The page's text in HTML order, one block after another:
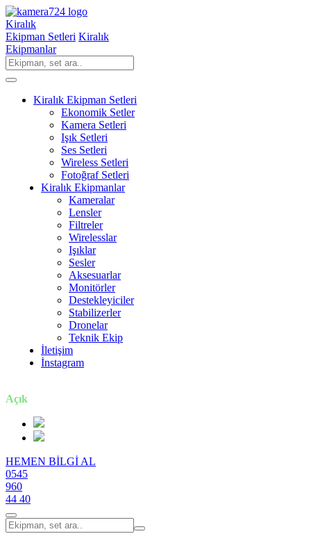
Kiralık
Ekipman Setleri Kiralık
Ekipmanlar
Kiralık Ekipman Setleri
Ekonomik Setler
Kamera Setleri
Işık Setleri
Ses Setleri
Wireless Setleri
Fotoğraf Setleri
Kiralık Ekipmanlar
Kameralar
Lensler
Filtreler
Wirelesslar
Işıklar
Sesler
Aksesuarlar
Monitörler
Destekleyiciler
Stabilizerler
Dronelar
Teknik Ekip
İletişim
İnstagram
Açık
HEMEN BİLGİ AL
0545
960
44 40